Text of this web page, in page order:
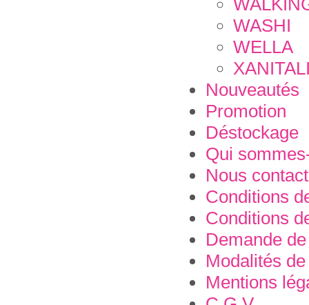
WASHI
WELLA
Nouveautés
Promotion
Déstockage
Qui
Nous
Conditions
Conditions
Demande
Modalités
Mentions